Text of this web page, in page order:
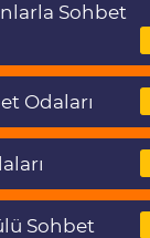
Sohbet
Odaları
Sohbet